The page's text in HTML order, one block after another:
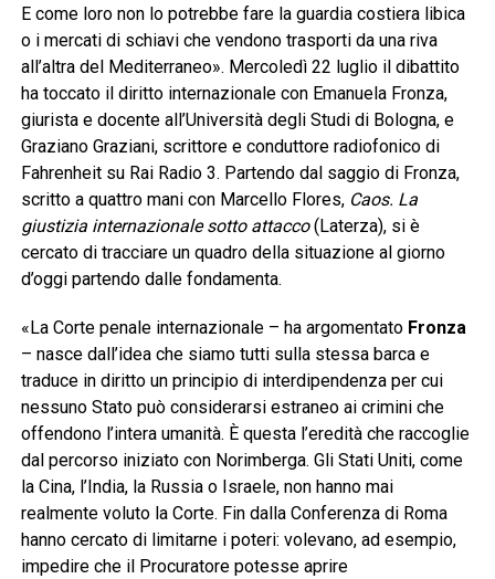
E come loro non lo potrebbe fare la guardia costiera libica
o i mercati di schiavi che vendono trasporti da una riva
all’altra del Mediterraneo». Mercoledì 22 luglio il dibattito
ha toccato il diritto internazionale con Emanuela Fronza,
giurista e docente all’Università degli Studi di Bologna, e
Graziano Graziani, scrittore e conduttore radiofonico di
Fahrenheit su Rai Radio 3. Partendo dal saggio di Fronza,
scritto a quattro mani con Marcello Flores, Caos. La
giustizia internazionale sotto attacco(Laterza), si è
cercato di tracciare un quadro della situazione al giorno
d’oggi partendo dalle fondamenta.
«La Corte penale internazionale – ha argomentato Fronza
– nasce dall’idea che siamo tutti sulla stessa barca e
traduce in diritto un principio di interdipendenza per cui
nessuno Stato può considerarsi estraneo ai crimini che
offendono l’intera umanità. È questa l’eredità che raccoglie
dal percorso iniziato con Norimberga. Gli Stati Uniti, come
la Cina, l’India, la Russia o Israele, non hanno mai
realmente voluto la Corte. Fin dalla Conferenza di Roma
hanno cercato di limitarne i poteri: volevano, ad esempio,
impedire che il Procuratore potesse aprire